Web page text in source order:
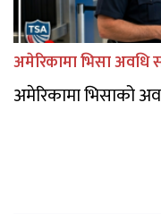
अमेरिकामा भिसा
अमेरिकामा भिसाको